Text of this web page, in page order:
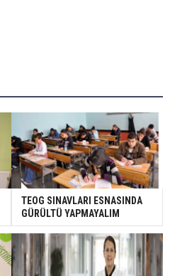
TEOG SINAVLARI ESNASINDA
GÜRÜLTÜ YAPMAYALIM